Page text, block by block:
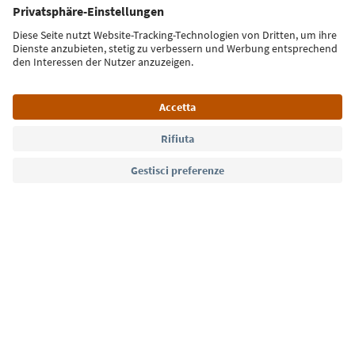
Iscriviti alla newsletter